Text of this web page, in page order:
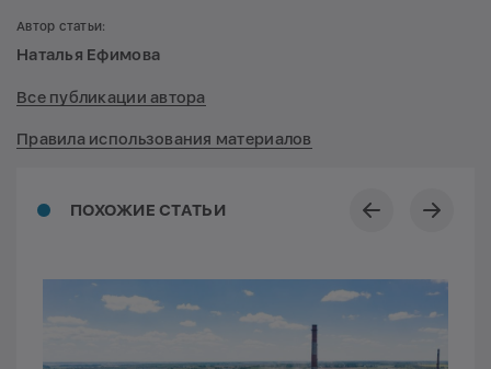
ПОХОЖИЕ СТАТЬИ
Автор статьи:
Наталья Ефимова
Все публикации автора
Правила использования материалов